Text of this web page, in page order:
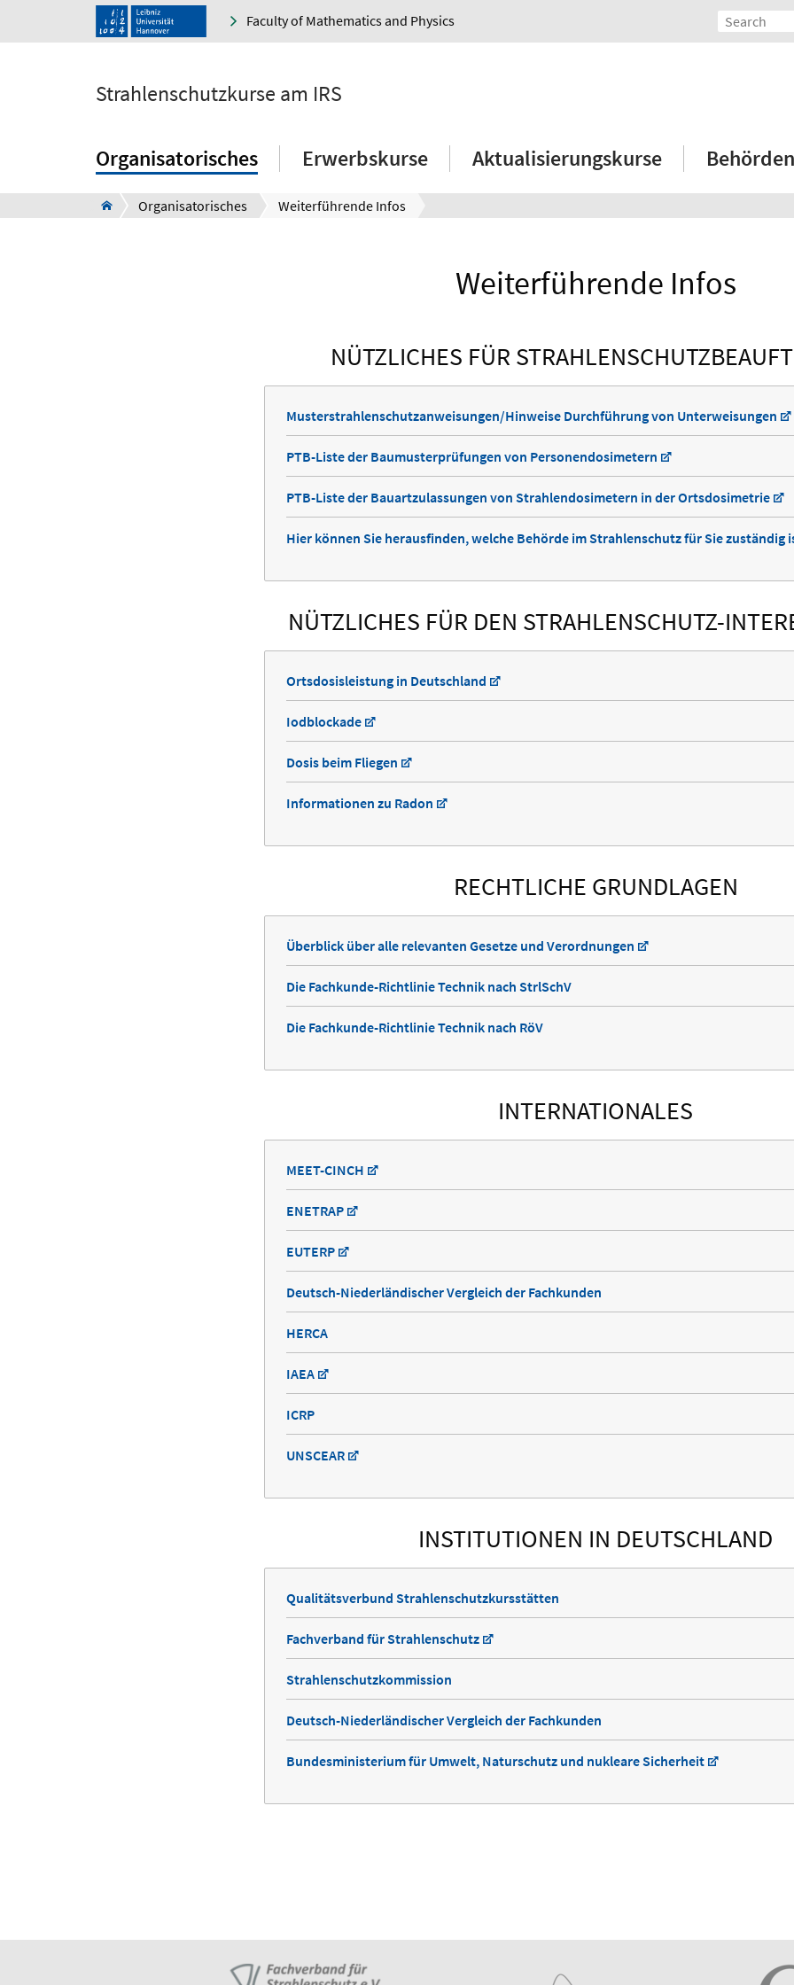
Faculty of Mathematics and Physics
Strahlenschutzkurse am IRS
Organisatorisches Erwerbskurse Aktualisierungskurse
Organisatorisches Weiterführende Infos
Weiterführende Infos
NÜTZLICHES FÜR
Musterstrahlenschutzanweisungen/Hinweise Durchführung von Unterweisungen
PTB-Liste der Baumusterprüfungen von Personendosimetern
PTB-Liste der Bauartzulassungen von Strahlendosimetern in der Ortsdosimetrie
Hier können Sie herausfinden, welche Behörde im Strahlenschutz für Sie zuständig
NÜTZLICHES FÜR DEN STRAHLENSCHUTZ-
Ortsdosisleistung in Deutschland
Iodblockade
Dosis beim Fliegen
Informationen zu Radon
RECHTLICHE GRUNDLAGEN
Überblick über alle relevanten Gesetze und Verordnungen
Die Fachkunde-Richtlinie Technik nach StrlSchV
Die Fachkunde-Richtlinie Technik nach RöV
INTERNATIONALES
MEET-CINCH
ENETRAP
EUTERP
Deutsch-Niederländischer Vergleich der Fachkunden
HERCA
IAEA
ICRP
UNSCEAR
INSTITUTIONEN IN DEUTSCHLAND
Qualitätsverbund Strahlenschutzkursstätten
Fachverband für Strahlenschutz
Strahlenschutzkommission
Deutsch-Niederländischer Vergleich der Fachkunden
Bundesministerium für Umwelt, Naturschutz und nukleare Sicherheit